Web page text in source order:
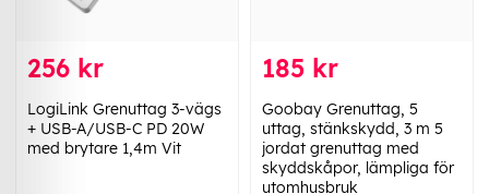
256 kr
LogiLink Grenuttag 3-vägs
+ USB-A/USB-C PD 20W
med brytare 1,4m Vit
185 kr
Goobay Grenuttag, 5
uttag, stänkskydd, 3 m 5
jordat grenuttag med
skyddskåpor, lämpliga för
utomhusbruk